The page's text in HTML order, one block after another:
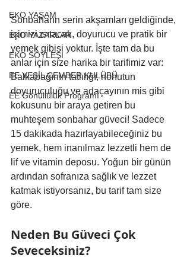
EKO YAŞAM
EKO YAZARLAR
EKO SÖYLEŞİ
EE YEŞİL ÇEMBER KULÜBÜ
EE Gönüllülük Programı
Sonbaharın serin akşamları geldiğinde,
içimizi ısıtacak, doyurucu ve pratik bir
yemek gibisi yoktur. İşte tam da bu
anlar için size harika bir tarifimiz var:
Balkabağının tatlılığı, nohutun
doyuruculuğu ve adaçayının mis gibi
kokusunu bir araya getiren bu
muhteşem sonbahar güveci! Sadece
15 dakikada hazırlayabileceğiniz bu
yemek, hem inanılmaz lezzetli hem de
lif ve vitamin deposu. Yoğun bir günün
ardından sofranıza sağlık ve lezzet
katmak istiyorsanız, bu tarif tam size
göre.
Neden Bu Güveci Çok
Seveceksiniz?